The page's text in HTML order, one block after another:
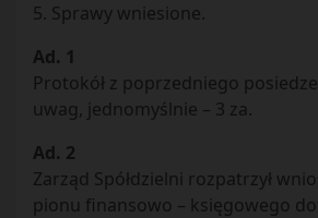
5. Sprawy wniesione.
Ad. 1
Protokół z poprzedniego
uwag, jednomyślnie – 3 za.
Ad. 2
Zarząd Spółdzielni rozpatrzył
pionu finansowo – księgowego